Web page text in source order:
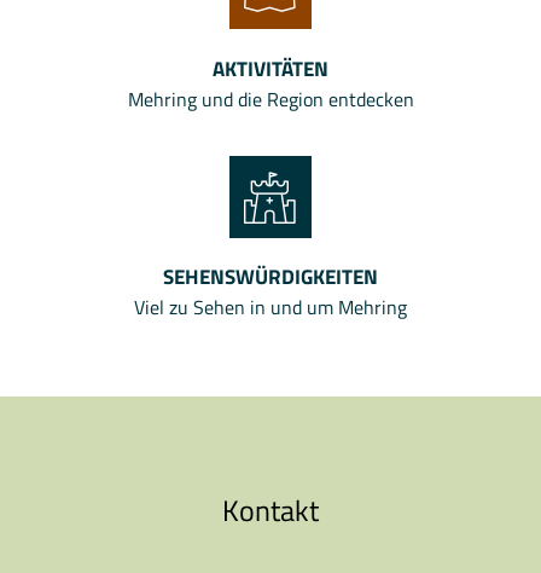
AKTIVITÄTEN
Mehring und die Region entdecken
SEHENSWÜRDIGKEITEN
Viel zu Sehen in und um Mehring
Kontakt